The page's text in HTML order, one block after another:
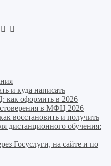
и куда написать
как оформить в 2026
в МФЦ 2026
восстановить и получить
дистанционного обучения:
Госуслуги, на сайте и по